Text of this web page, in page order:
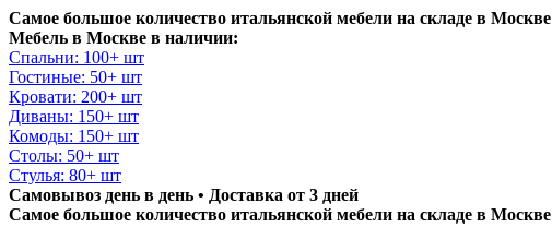
Самое большое количество итальянской мебели на складе в Москве
Мебель в Москве в наличии:
Спальни: 100+ шт
Гостиные: 50+ шт
Кровати: 200+ шт
Диваны: 150+ шт
Комоды: 150+ шт
Столы: 50+ шт
Стулья: 80+ шт
Самовывоз день в день • Доставка от 3 дней
Самое большое количество итальянской мебели на складе в Москве